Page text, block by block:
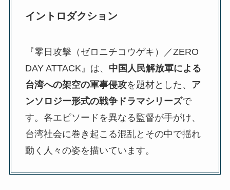
イントロダクション
『零日攻擊（ゼロニチコウゲキ）／ZERO
DAY ATTACK』は、 中国人民解放軍による
台湾への架空の軍事侵攻を題材とした、 ア
ンソロジー形式の戦争ドラマシリーズで
す。各エピソードを異なる監督が手がけ、
台湾社会に巻き起こる混乱とその中で揺れ
動く人々の姿を描いています。